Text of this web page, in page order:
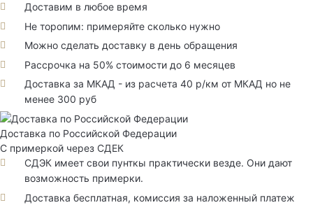
Доставим в любое время
Не торопим: примеряйте сколько нужно
Можно сделать доставку в день обращения
Рассрочка на 50% стоимости до 6 месяцев
Доставка за МКАД - из расчета 40 р/км от МКАД но не
менее 300 руб
Доставка по Российской Федерации
С примеркой через СДЕК
СДЭК имеет свои пунткы практически везде. Они дают
возможность примерки.
Доставка бесплатная, комиссия за наложенный платеж